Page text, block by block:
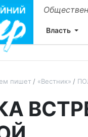
Власть
пишет «Вестник»